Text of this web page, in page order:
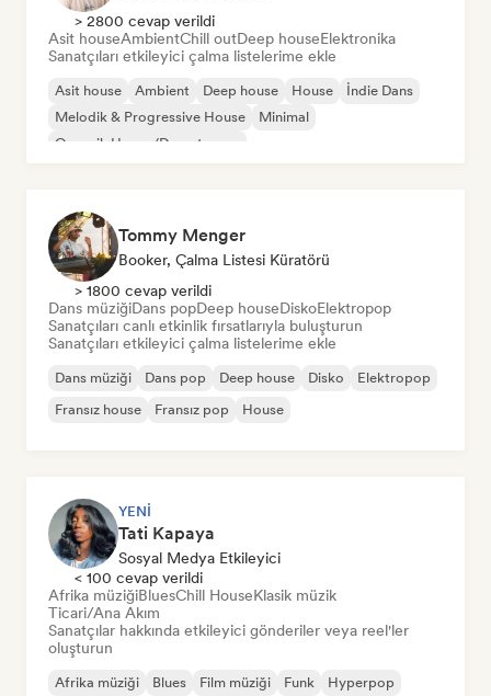
> 2800 cevap verildi
Asit houseAmbientChill outDeep houseElektronika
Sanatçıları etkileyici çalma listelerime ekle
Asit house Ambient Deep house House
İndie Dans
Melodik & Progressive House
Minimal
Organik House/Downtempo
Tommy Menger
Booker, Çalma Listesi Küratörü
> 1800 cevap verildi
Dans müziğiDans popDeep houseDiskoElektropop
Sanatçıları canlı etkinlik fırsatlarıyla buluşturun
Sanatçıları etkileyici çalma listelerime ekle
Dans müziği Dans pop Deep house Disko
Elektropop
Fransız house
Fransız pop House
YENI
Tati Kapaya
Sosyal Medya Etkileyici
< 100 cevap verildi
Afrika müziğiBluesChill HouseKlasik müzik
Ticari/Ana Akım
Sanatçılar hakkında etkileyici gönderiler veya reel'ler
oluşturun
Afrika müziği Blues Film müziği Funk Hyperpop